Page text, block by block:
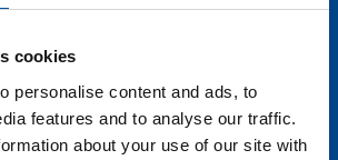
cookies
personalise content and ads, to
features and to analyse our traffic.
about your use of our site with
europeas y las tendencias claves